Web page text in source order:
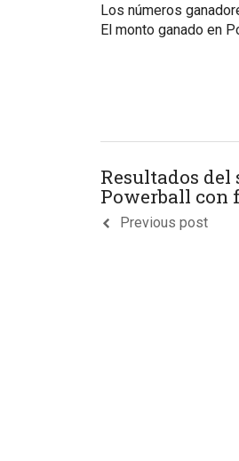
Los números
El monto ganado en
Resultados
Powerball con
Previous post